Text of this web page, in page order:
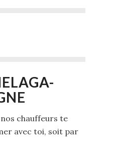
chauffeurs te
avec toi, soit par